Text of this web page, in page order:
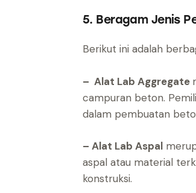
5. Beragam Jenis
Berikut ini adalah
– Alat Lab Aggregate
campuran beton.
dalam pembuatan
– Alat Lab Aspal
aspal atau material
konstruksi.